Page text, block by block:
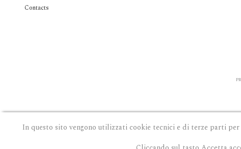
Contacts
In questo sito vengono utilizzati cookie tecnici e di terze parti